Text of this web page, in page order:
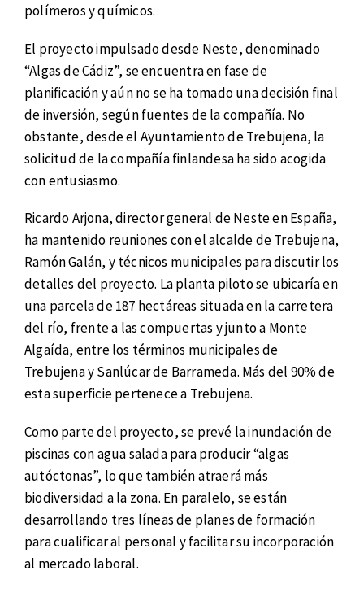
polímeros y químicos.
El proyecto impulsado desde Neste, denominado
“Algas de Cádiz”, se encuentra en fase de
planificación y aún no se ha tomado una decisión final
de inversión, según fuentes de la compañía. No
obstante, desde el Ayuntamiento de Trebujena, la
solicitud de la compañía finlandesa ha sido acogida
con entusiasmo.
Ricardo Arjona, director general de Neste en España,
ha mantenido reuniones con el alcalde de Trebujena,
Ramón Galán, y técnicos municipales para discutir los
detalles del proyecto. La planta piloto se ubicaría en
una parcela de 187 hectáreas situada en la carretera
del río, frente a las compuertas y junto a Monte
Algaída, entre los términos municipales de
Trebujena y Sanlúcar de Barrameda. Más del 90% de
esta superficie pertenece a Trebujena.
Como parte del proyecto, se prevé la inundación de
piscinas con agua salada para producir “algas
autóctonas”, lo que también atraerá más
biodiversidad a la zona. En paralelo, se están
desarrollando tres líneas de planes de formación
para cualificar al personal y facilitar su incorporación
al mercado laboral.